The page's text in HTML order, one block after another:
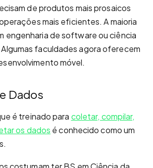
de produtos mais prosaicos
mais eficientes. A maioria
engenharia de software ou ciência
faculdades agora oferecem
móvel.
Dados
é treinado para coletar, compilar,
os dados é conhecido como um